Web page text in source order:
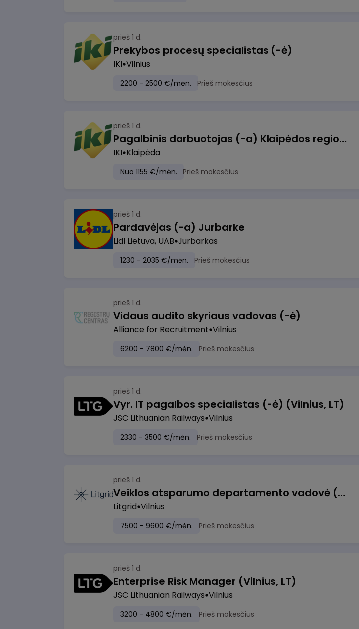
prieš 1 d.
Prekybos procesų specialistas (-ė)
IKI Vilnius
2200 - 2500 €/mėn. Prieš mokesčius
prieš 1 d.
Pagalbinis darbuotojas (-a) Klaipėdos regioninėje kepykloje (indų plovime)
IKI Klaipėda
Nuo 1155 €/mėn. Prieš mokesčius
prieš 1 d.
Pardavėjas (-a) Jurbarke
Lidl Lietuva, UAB Jurbarkas
1230 - 2035 €/mėn. Prieš mokesčius
prieš 1 d.
Vidaus audito skyriaus vadovas (-ė)
Alliance for Recruitment Vilnius
6200 - 7800 €/mėn. Prieš mokesčius
prieš 1 d.
Vyr. IT pagalbos specialistas (-ė) (Vilnius, LT)
JSC Lithuanian Railways Vilnius
2330 - 3500 €/mėn. Prieš mokesčius
prieš 1 d.
Veiklos atsparumo departamento vadovė (-as)
Litgrid Vilnius
7500 - 9600 €/mėn. Prieš mokesčius
prieš 1 d.
Enterprise Risk Manager (Vilnius, LT)
JSC Lithuanian Railways Vilnius
3200 - 4800 €/mėn. Prieš mokesčius